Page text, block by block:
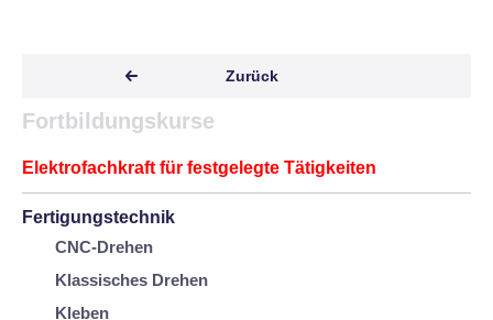
Zurück
Fortbildungskurse
Elektrofachkraft für festgelegte Tätigkeiten
Fertigungstechnik
CNC-Drehen
Klassisches Drehen
Kleben